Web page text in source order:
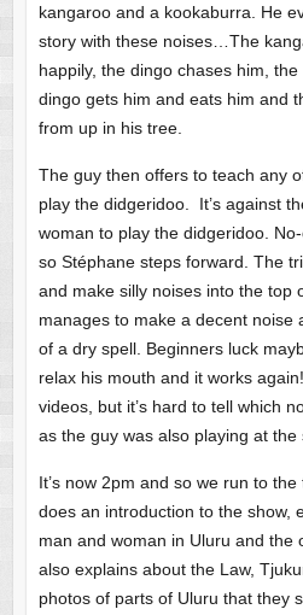
kangaroo and a kookaburra. He
story with these noises…The
happily, the dingo chases him,
dingo gets him and eats him and
from up in his tree.
The guy then offers to teach any
play the didgeridoo. It’s against
woman to play the didgeridoo.
so Stéphane steps forward. The
and make silly noises into the top
manages to make a decent noise
of a dry spell. Beginners luck
relax his mouth and it works
videos, but it’s hard to tell which
as the guy was also playing at the
It’s now 2pm and so we run to
does an introduction to the show,
man and woman in Uluru and the
also explains about the Law,
photos of parts of Uluru that they